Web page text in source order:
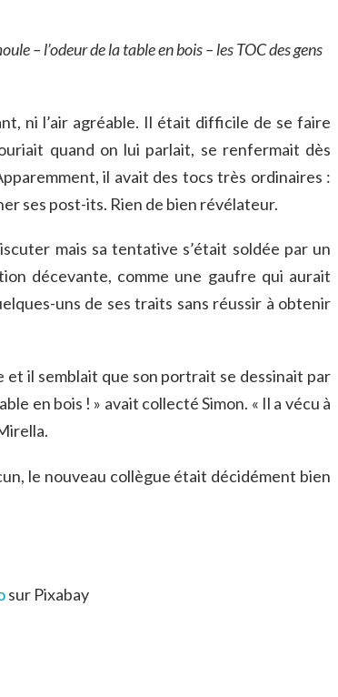
– l’odeur de la table en bois – les TOC des gens
ni l’air agréable. Il était difficile de se faire
quand on lui parlait, se renfermait dès
il avait des tocs très ordinaires :
ses post-its. Rien de bien révélateur.
mais sa tentative s’était soldée par un
décevante, comme une gaufre qui aurait
uns de ses traits sans réussir à obtenir
et il semblait que son portrait se dessinait par
en bois ! » avait collecté Simon. « Il a vécu à
le nouveau collègue était décidément bien
sur Pixabay